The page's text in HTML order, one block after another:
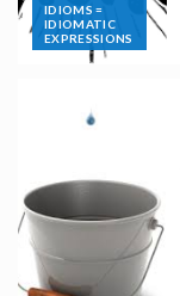
IDIOMS =
IDIOMATIC
EXPRESSIONS